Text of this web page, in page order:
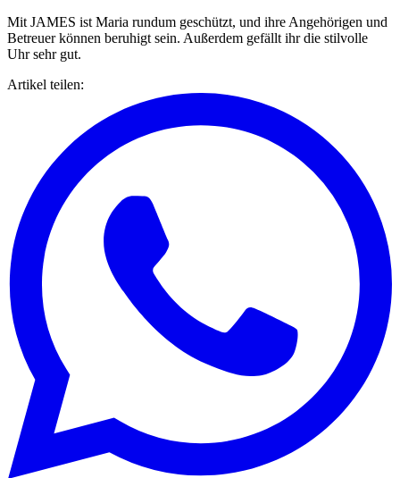
Mit JAMES ist Maria rundum geschützt, und ihre Angehörigen und
Betreuer können beruhigt sein. Außerdem gefällt ihr die stilvolle
Uhr sehr gut.
Artikel teilen: